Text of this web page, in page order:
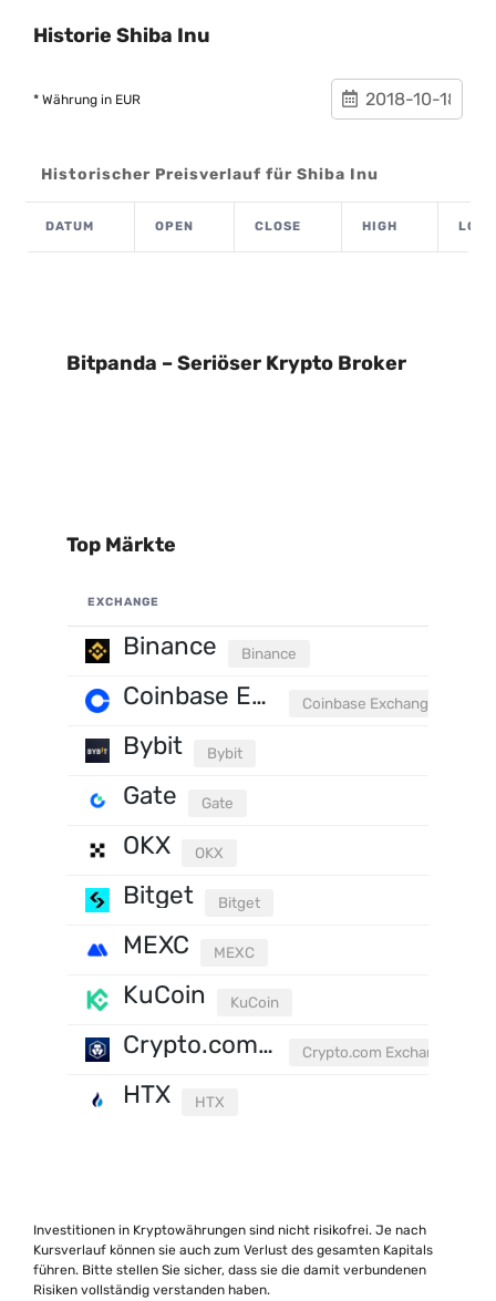
Historie Shiba Inu
* Währung in EUR
Historischer Preisverlauf für Shiba Inu
DATUM OPEN CLOSE HIGH LOW
Bitpanda – Seriöser Krypto Broker
Top Märkte
EXCHANGE
Binance Binance
Coinbase Exchange Coinbase Exchange
Bybit Bybit
Gate Gate
OKX OKX
Bitget Bitget
MEXC MEXC
KuCoin KuCoin
Crypto.com Exchange Crypto.com Exchange
HTX HTX
Investitionen in Kryptowährungen sind nicht risikofrei. Je nach
Kursverlauf können sie auch zum Verlust des gesamten Kapitals
führen. Bitte stellen Sie sicher, dass sie die damit verbundenen
Risiken vollständig verstanden haben.